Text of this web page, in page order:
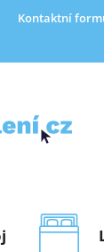
Kontaktní